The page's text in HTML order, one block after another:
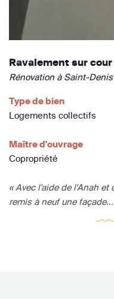
Ravalement sur cour
Rénovation à Saint-Denis
Type de bien
Logements collectifs
Maître d'ouvrage
Copropriété
« Avec l'aide de l'Anah et
remis à neuf une